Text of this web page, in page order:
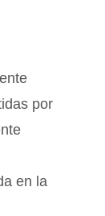
por
en la